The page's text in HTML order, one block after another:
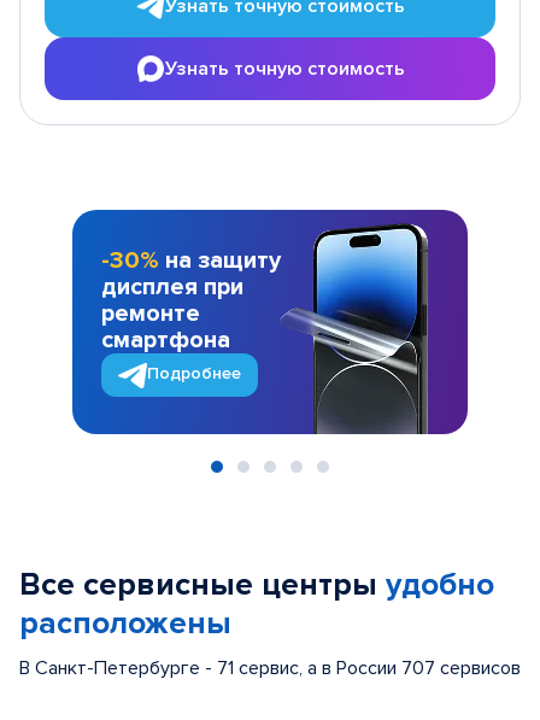
Узнать точную стоимость
Узнать точную стоимость
-30% на защиту
дисплея при
ремонте
смартфона
Подробнее
Все сервисные центры удобно
расположены
В Санкт-Петербурге - 71 сервис, а в России 707 сервисов